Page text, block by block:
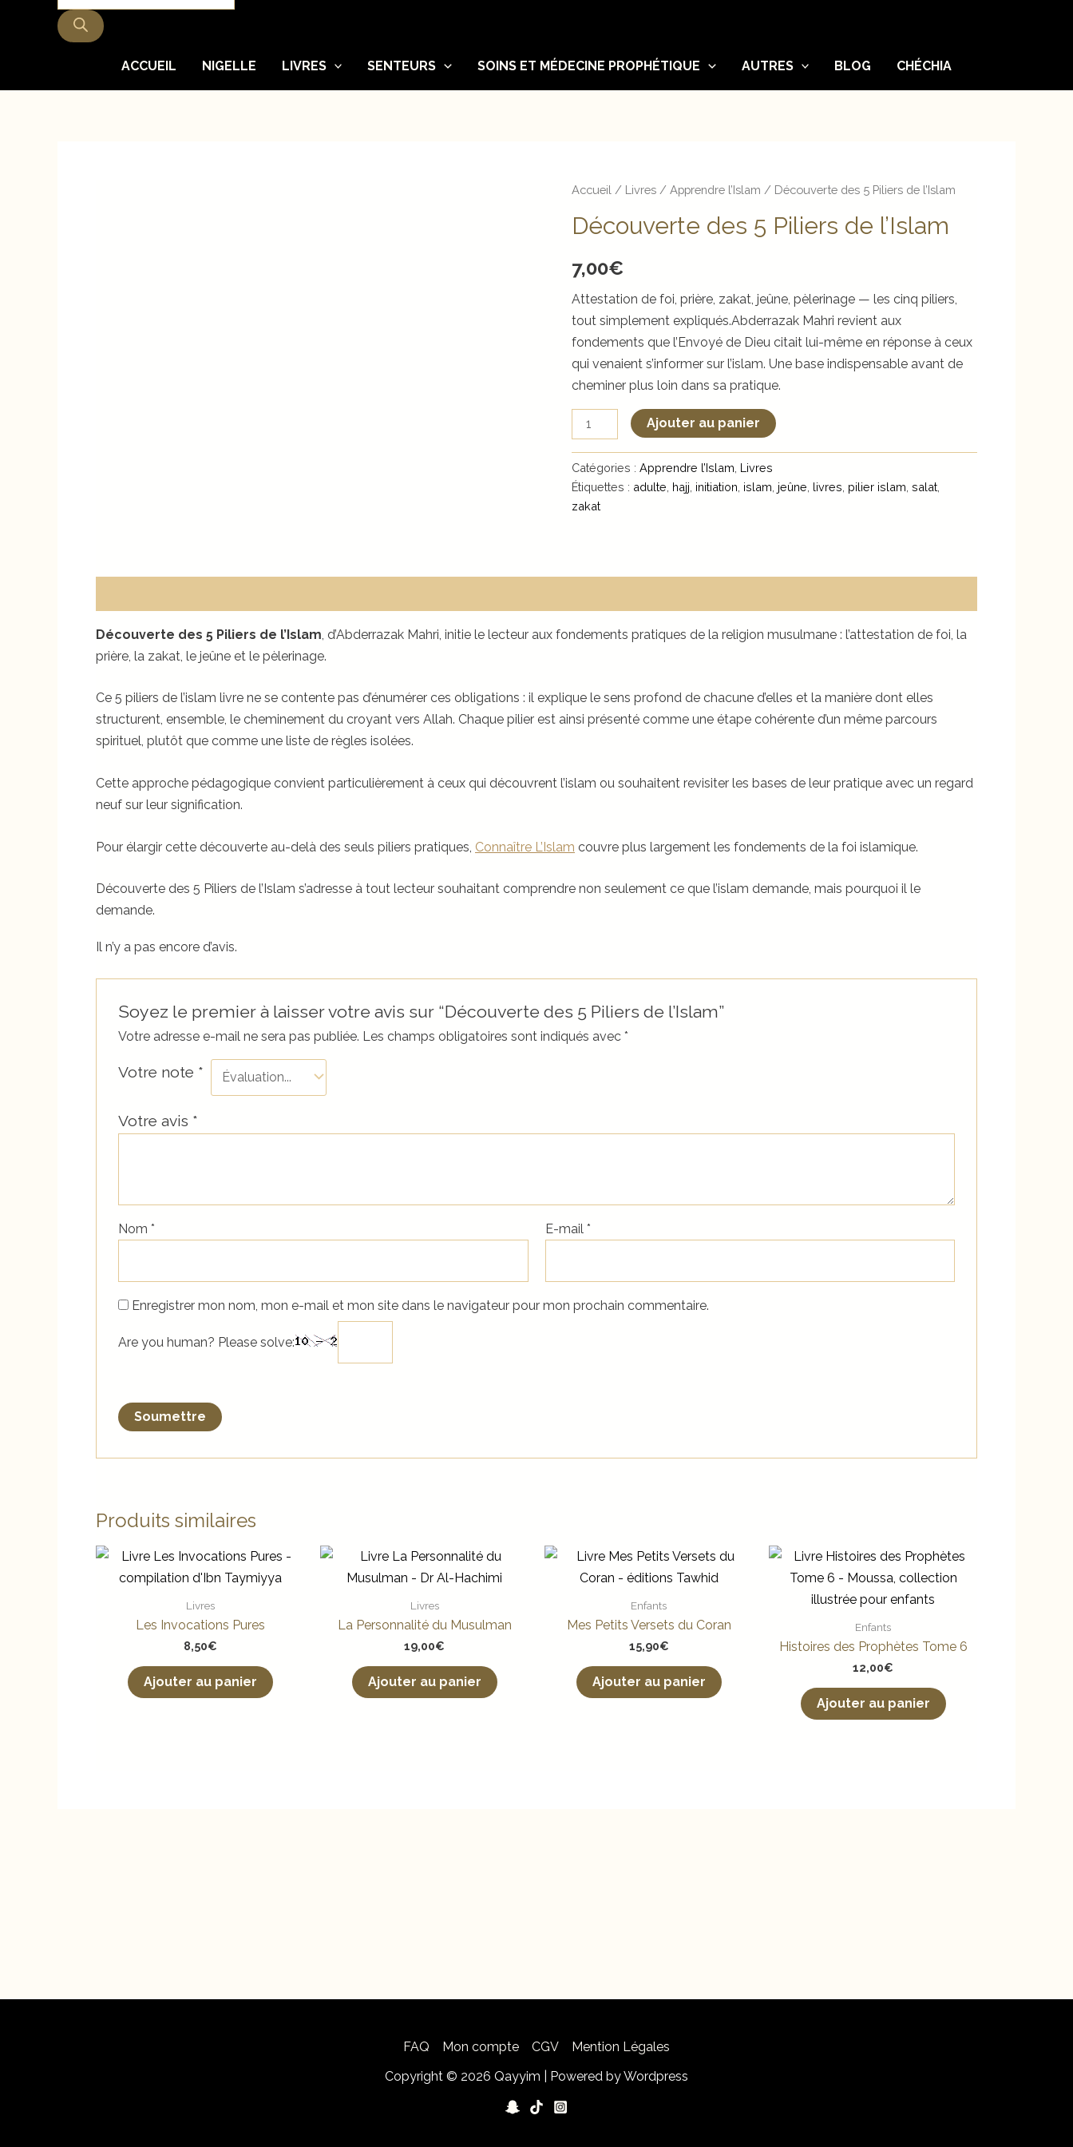
produits
ACCUEIL NIGELLE LIVRES SENTEURS SOINS ET MÉDECINE PROPHÉTIQUE AUTRES BLOG CHÉCHIA
Accueil / Livres /Apprendre l’Islam / Découverte des 5 Piliers de l’Islam
Découverte des 5 Piliers de l’Islam
7,00€
Attestation de foi, prière, zakat, jeûne, pèlerinage — les cinq piliers,
tout simplement expliqués.Abderrazak Mahri revient aux
fondements que l’Envoyé de Dieu citait lui-même en réponse à ceux
qui venaient s’informer sur l’islam. Une base indispensable avant de
cheminer plus loin dans sa pratique.
quantité
de
Découverte
des
5
Ajouter au panier
Catégories :Apprendre l’Islam Livres
Étiquettes : adulte hajj initiation islam jeûne livres pilier islam ,salat
zakat
Découverte des 5 Piliers de l’Islam, d’Abderrazak Mahri, initie le lecteur aux fondements pratiques de la religion musulmane : l’attestation de foi, la
prière, la zakat, le jeûne et le pèlerinage.
Ce 5 piliers de l’islam livre ne se contente pas d’énumérer ces obligations : il explique le sens profond de chacune d’elles et la manière dont elles
structurent, ensemble, le cheminement du croyant vers Allah. Chaque pilier est ainsi présenté comme une étape cohérente d’un même parcours
spirituel, plutôt que comme une liste de règles isolées.
Cette approche pédagogique convient particulièrement à ceux qui découvrent l’islam ou souhaitent revisiter les bases de leur pratique avec un regard
neuf sur leur signification.
Pour élargir cette découverte au-delà des seuls piliers pratiques, Connaître L’Islam couvre plus largement les fondements de la foi islamique.
Découverte des 5 Piliers de l’Islam s’adresse à tout lecteur souhaitant comprendre non seulement ce que l’islam demande, mais pourquoi il le
demande.
Il n’y a pas encore d’avis.
Soyez le premier à laisser votre avis sur “Découverte des 5 Piliers de l’Islam”
Votre adresse e-mail ne sera pas publiée. Les champs obligatoires sont indiqués avec *
Votre note *
Votre avis *
Nom * E-mail *
Enregistrer mon nom, mon e-mail et mon site dans le navigateur pour mon prochain commentaire.
Are you human? Please solve:
Produits similaires
Livres
Les Invocations Pures
8,50€
Ajouter au panier
Livres
La Personnalité du Musulman
19,00€
Ajouter au panier
Enfants
Mes Petits Versets du Coran
15,90€
Ajouter au panier
Enfants
Histoires des Prophètes Tome 6
12,00€
Ajouter au panier
FAQ Mon compte CGV
Mention Légales
Copyright © 2026 Qayyim | Powered by Wordpress